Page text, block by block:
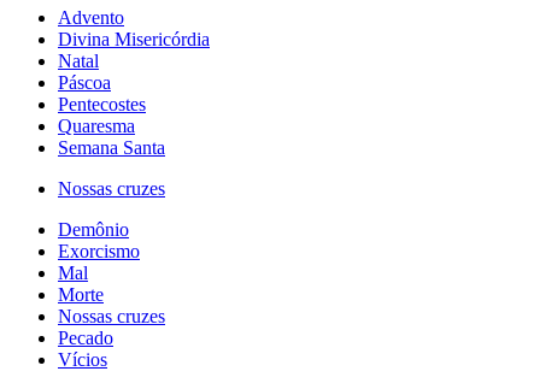
Advento
Divina Misericórdia
Natal
Páscoa
Pentecostes
Quaresma
Semana Santa
Nossas cruzes
Demônio
Exorcismo
Mal
Morte
Nossas cruzes
Pecado
Vícios